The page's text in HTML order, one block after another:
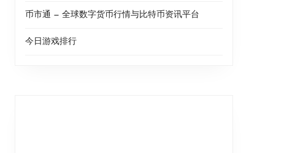
币市通 — 全球数字货币行情与比特币资讯平台
今日游戏排行